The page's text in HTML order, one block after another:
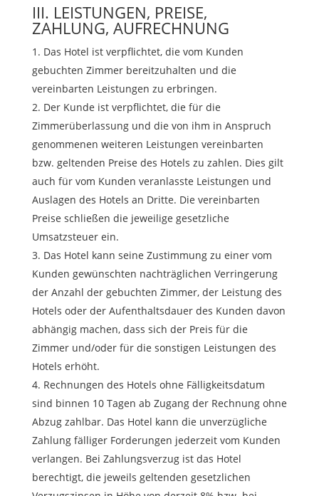
III. LEISTUNGEN, PREISE,
ZAHLUNG, AUFRECHNUNG
Das Hotel ist verpflichtet, die vom Kunden
gebuchten Zimmer bereitzuhalten und die
vereinbarten Leistungen zu erbringen.
Der Kunde ist verpflichtet, die für die
Zimmerüberlassung und die von ihm in Anspruch
genommenen weiteren Leistungen vereinbarten
bzw. geltenden Preise des Hotels zu zahlen. Dies gilt
auch für vom Kunden veranlasste Leistungen und
Auslagen des Hotels an Dritte. Die vereinbarten
Preise schließen die jeweilige gesetzliche
Umsatzsteuer ein.
Das Hotel kann seine Zustimmung zu einer vom
Kunden gewünschten nachträglichen Verringerung
der Anzahl der gebuchten Zimmer, der Leistung des
Hotels oder der Aufenthaltsdauer des Kunden davon
abhängig machen, dass sich der Preis für die
Zimmer und/oder für die sonstigen Leistungen des
Hotels erhöht.
Rechnungen des Hotels ohne Fälligkeitsdatum
sind binnen 10 Tagen ab Zugang der Rechnung ohne
Abzug zahlbar. Das Hotel kann die unverzügliche
Zahlung fälliger Forderungen jederzeit vom Kunden
verlangen. Bei Zahlungsverzug ist das Hotel
berechtigt, die jeweils geltenden gesetzlichen